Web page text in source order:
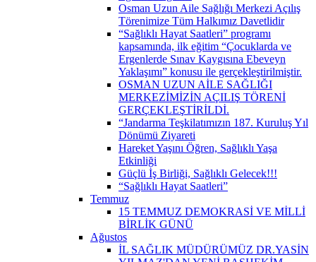
Osman Uzun Aile Sağlığı Merkezi Açılış
Törenimize Tüm Halkımız Davetlidir
“Sağlıklı Hayat Saatleri” programı
kapsamında, ilk eğitim “Çocuklarda ve
Ergenlerde Sınav Kaygısına Ebeveyn
Yaklaşımı” konusu ile gerçekleştirilmiştir.
OSMAN UZUN AİLE SAĞLIĞI
MERKEZİMİZİN AÇILIŞ TÖRENİ
GERÇEKLEŞTİRİLDİ.
“Jandarma Teşkilatımızın 187. Kuruluş Yıl
Dönümü Ziyareti
Hareket Yaşını Öğren, Sağlıklı Yaşa
Etkinliği
Güçlü İş Birliği, Sağlıklı Gelecek!!!
“Sağlıklı Hayat Saatleri”
Temmuz
15 TEMMUZ DEMOKRASİ VE MİLLİ
BİRLİK GÜNÜ
Ağustos
İL SAĞLIK MÜDÜRÜMÜZ DR.YASİN